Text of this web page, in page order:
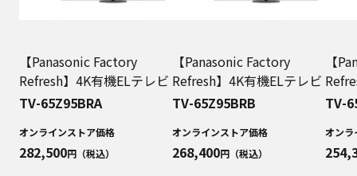
【Panasonic Factory
Refresh】4K有機ELテレビ
TV-65Z95BRA
オンラインストア価格
282,500円（税込）
【Panasonic Factory
Refresh】4K有機ELテレビ
TV-65Z95BRB
オンラインストア価格
268,400円（税込）
【
TV-
オンラ